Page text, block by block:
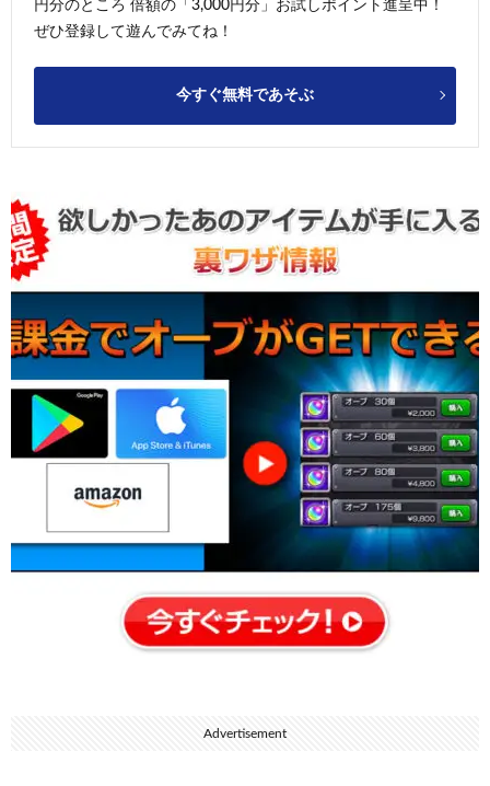
円分のところ 倍額の「3,000円分」お試しポイント進呈中！
ぜひ登録して遊んでみてね！
今すぐ無料であそぶ
Advertisement